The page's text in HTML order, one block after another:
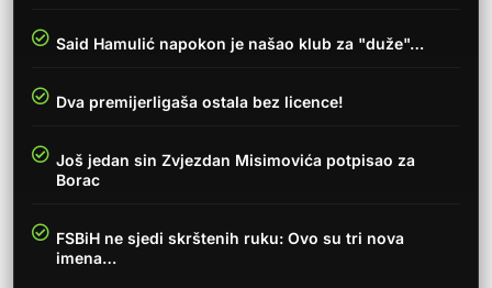
Said Hamulić napokon je našao klub za "duže"…
Dva premijerligaša ostala bez licence!
Još jedan sin Zvjezdan Misimovića potpisao za
Borac
FSBiH ne sjedi skrštenih ruku: Ovo su tri nova
imena…